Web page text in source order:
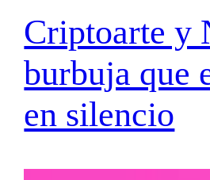
Criptoarte y
burbuja que
en silencio